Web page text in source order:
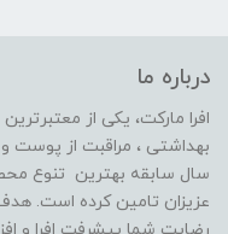
درباره ما
افرا مارکت، یکی از
سال سابقه بهترین تنوع
عزیزان تامین کرده است.